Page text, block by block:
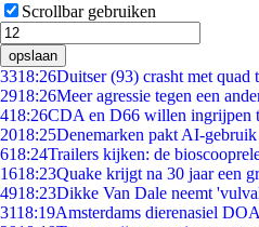
Scrollbar gebruiken
opslaan
3318:26Duitser (93) crasht met quad
2918:26Meer agressie tegen een
418:26CDA en D66 willen ingrijpen
2018:25Denemarken pakt AI-
618:24Trailers kijken: de
1618:23Quake krijgt na 30 jaar een
4918:23Dikke Van Dale neemt
3118:19Amsterdams dierenasiel